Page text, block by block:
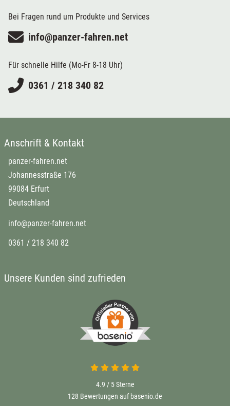
Bei Fragen rund um Produkte und Services
info@panzer-fahren.net
Für schnelle Hilfe (Mo-Fr 8-18 Uhr)
0361 / 218 340 82
Anschrift & Kontakt
panzer-fahren.net
Johannesstraße 176
99084 Erfurt
Deutschland
info@panzer-fahren.net
0361 / 218 340 82
Unsere Kunden sind zufrieden
4.9 / 5Sterne
128 Bewertungen auf basenio.de